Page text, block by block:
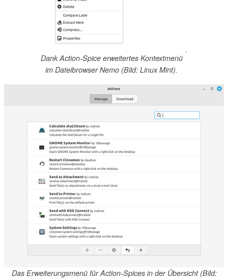
Dank Action-Spice erweitertes Kontextmenü
im Dateibrowser Nemo (Bild: Linux Mint).
Das Erweiterungsmenü für Action-Spices in der Übersicht (Bild: